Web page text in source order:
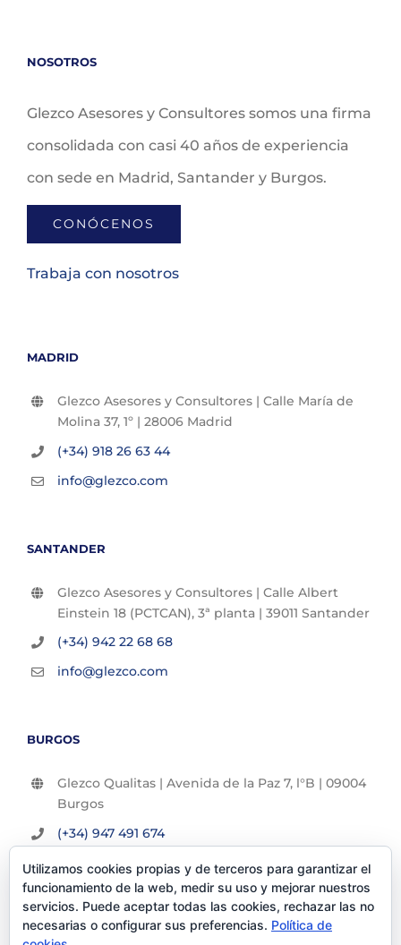
NOSOTROS
Glezco Asesores y Consultores somos una firma
consolidada con casi 40 años de experiencia
con sede en Madrid, Santander y Burgos.
CONÓCENOS
Trabaja con nosotros
MADRID
Glezco Asesores y Consultores | Calle María de
Molina 37, 1º | 28006 Madrid
(+34) 918 26 63 44
info@glezco.com
SANTANDER
Glezco Asesores y Consultores | Calle Albert
Einstein 18 (PCTCAN), 3ª planta | 39011 Santander
(+34) 942 22 68 68
info@glezco.com
BURGOS
Glezco Qualitas | Avenida de la Paz 7, l°B | 09004
Burgos
(+34) 947 491 674
info@glezco.com
Utilizamos cookies propias y de terceros para garantizar el
funcionamiento de la web, medir su uso y mejorar nuestros
servicios. Puede aceptar todas las cookies, rechazar las no
necesarias o configurar sus preferencias. Política de